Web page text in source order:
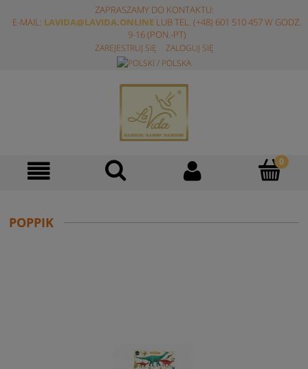
ZAPRASZAMY DO KONTAKTU:
E-MAIL: LAVIDA@LAVIDA.ONLINE LUB TEL. (+48) 601 510 457 W GODZ.
9-16 (PON.-PT)
ZAREJESTRUJ SIĘ ZALOGUJ SIĘ
POPPIK